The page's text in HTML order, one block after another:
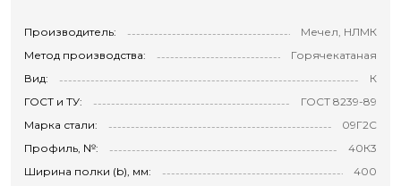
Производитель:
Мечел, НЛМК
Метод производства:
Горячекатаная
Вид:
К
ГОСТ и ТУ:
ГОСТ 8239-89
Марка стали:
09Г2С
Профиль, №:
40К3
Ширина полки (b), мм:
400